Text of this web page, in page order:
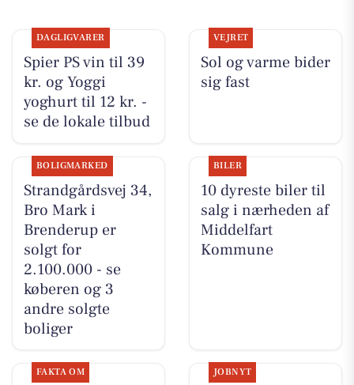
DAGLIGVARER
Spier PS vin til 39
kr. og Yoggi
yoghurt til 12 kr. -
se de lokale tilbud
VEJRET
Sol og varme bider
sig fast
BOLIGMARKED
Strandgårdsvej 34,
Bro Mark i
Brenderup er
solgt for
2.100.000 - se
køberen og 3
andre solgte
boliger
BILER
10 dyreste biler til
salg i nærheden af
Middelfart
Kommune
FAKTA OM JOBNYT